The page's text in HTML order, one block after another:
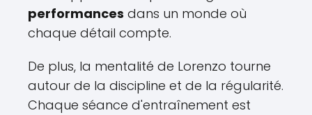
performances dans un monde où
chaque détail compte.
De plus, la mentalité de Lorenzo tourne
autour de la discipline et de la régularité.
Chaque séance d'entraînement est